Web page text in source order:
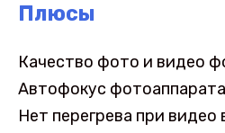
Плюсы
Качество фото и видео
Автофокус
Нет перегрева при видео